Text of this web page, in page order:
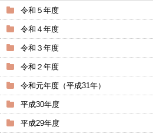
令和５年度
令和４年度
令和３年度
令和２年度
令和元年度（平成31年）
平成30年度
平成29年度